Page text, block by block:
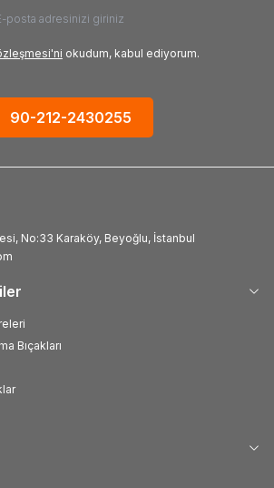
okudum, kabul ediyorum.
90-212-2430255
No:33 Karaköy, Beyoğlu, İstanbul
Bıçakları